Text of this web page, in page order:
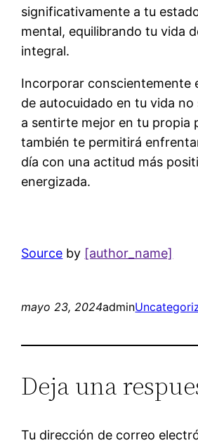
significativamente a tu
mental, equilibrando tu vida
integral.
Incorporar conscientemente
de autocuidado en tu vida no
a sentirte mejor en tu propia
también te permitirá
día con una actitud más
energizada.
Source by [author_name]
mayo 23, 2024admin
Deja una
Tu dirección de correo